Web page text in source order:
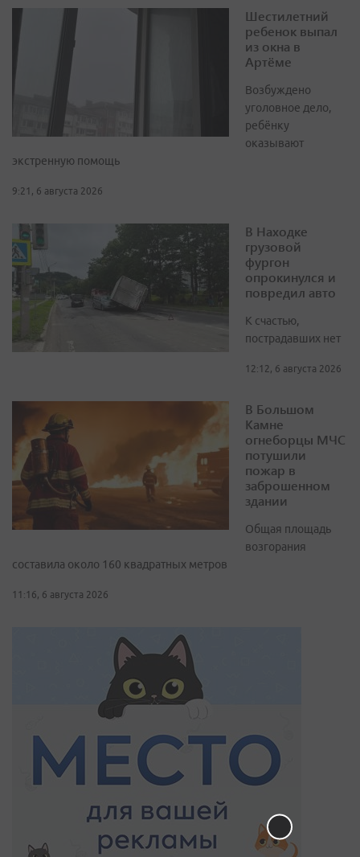
Шестилетний
ребенок выпал
из окна в
Артёме
Возбуждено
уголовное дело,
ребёнку
оказывают
экстренную помощь
9:21, 6 августа 2026
В Находке
грузовой
фургон
опрокинулся и
повредил авто
К счастью,
пострадавших нет
12:12, 6 августа 2026
В Большом
Камне
огнеборцы МЧС
потушили
пожар в
заброшенном
здании
Общая площадь
возгорания
составила около 160 квадратных метров
11:16, 6 августа 2026